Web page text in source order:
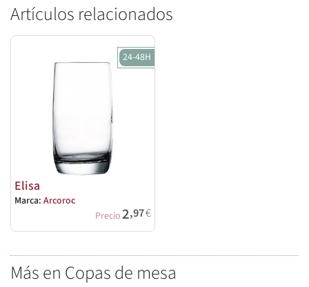
Artículos relacionados
24-48H
Elisa
Marca: Arcoroc
Precio2,97€
Más en Copas de mesa